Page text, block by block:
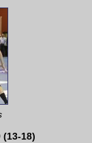
(13-18)